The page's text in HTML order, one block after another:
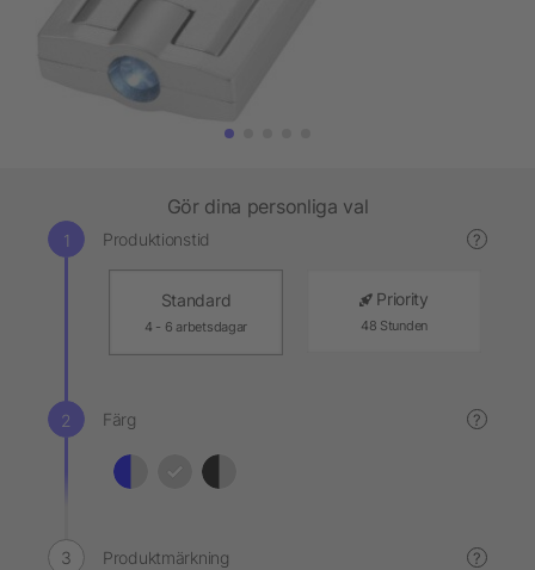
Gör dina personliga val
Produktionstid ?
Standard
4 - 6 arbetsdagar
Priority
48 Stunden
Färg ?
Produktmärkning ?